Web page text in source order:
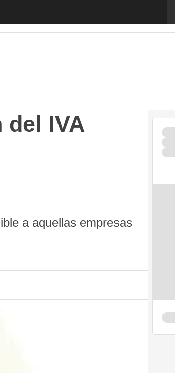
del IVA
a aquellas empresas